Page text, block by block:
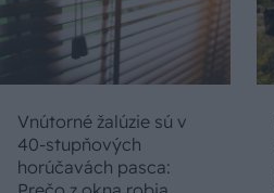
Vnútorné žalúzie sú v
40-stupňových
horúčavách pasca: